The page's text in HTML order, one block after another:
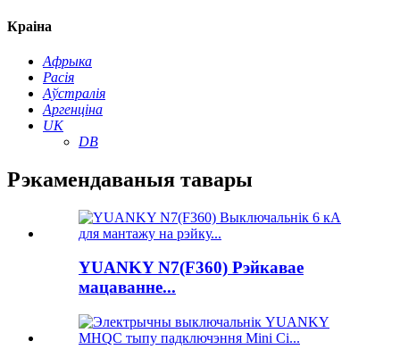
Краіна
Афрыка
Расія
Аўстралія
Аргенціна
UK
DB
Рэкамендаваныя тавары
YUANKY N7(F360) Рэйкавае
мацаванне...